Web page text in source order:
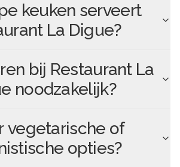
keuken serveert
La Digue?
bij Restaurant La
noodzakelijk?
vegetarische of
opties?